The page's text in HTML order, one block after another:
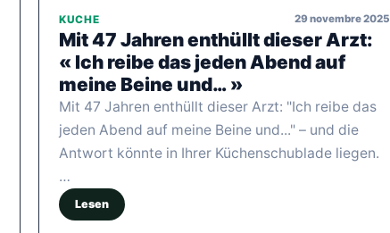
KUCHE 29 novembre 2025
Mit 47 Jahren enthüllt dieser Arzt:
« Ich reibe das jeden Abend auf
meine Beine und… »
Mit 47 Jahren enthüllt dieser Arzt: "Ich reibe das
jeden Abend auf meine Beine und..." – und die
Antwort könnte in Ihrer Küchenschublade liegen.
…
Lesen